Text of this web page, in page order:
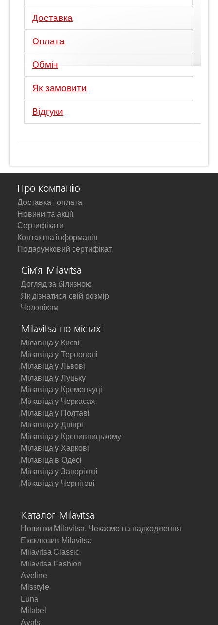
Доставка
Оплата
Обмін
Як замовити
Відгуки
Про компанію
Доставка і оплата
Новини та акції
Сертифікати
Контактна інформація
Подарунковий сертифікат
Сім'я Milavitsa
Догляд за білизною
Як дізнатися свій розмір
Чоловікам
Milavitsa по містах:
Мілавіца у Києві
Мілавіца у Тернополі
Мілавіца у Львові
Мілавіца у Луцьку
Мілавіца у Кременчуці
Мілавіца у Черкасах
Мілавіца у Полтаві
Мілавіца у Дніпрі
Мілавіца у Кропивницькому
Мілавіца у Харкові
Мілавіца в Одесі
Мілавіца у Запоріжжі
Мілавіца у Чернігові
Каталог Milavitsa
Новинки Milavitsa. Чекаємо на надходження
Ексклюзив Milavitsa
Milavitsa Classic
Milavitsa Fashion
Aveline
Misstyle
Luna
Milabel
Avals